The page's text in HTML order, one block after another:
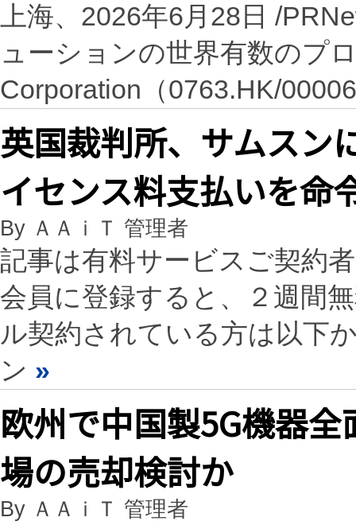
上海、2026年6月28日 /
ューションの世界有数のプ
Corporation（0763.HK/
英国裁判所、サムスン
イセンス料支払いを命
By ＡＡｉＴ 管理者
記事は有料サービスご契約
会員に登録すると、２週間
ル契約されている方は以下
ン »
欧州で中国製5G機器
場の売却検討か
By ＡＡｉＴ 管理者